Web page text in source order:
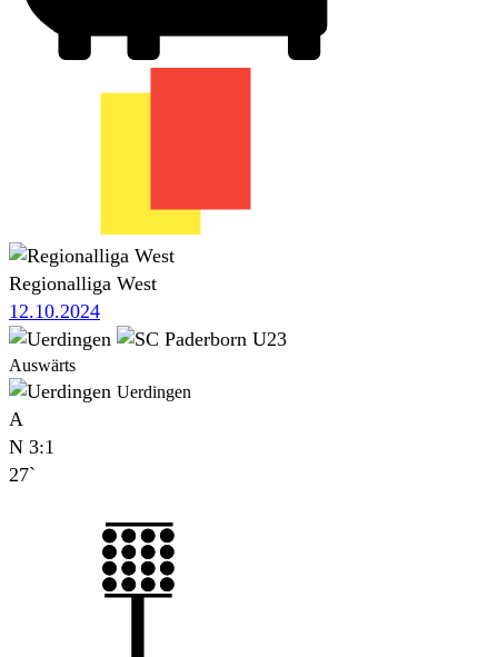
Regionalliga West
12.10.2024
Auswärts
Uerdingen
A
N 3:1
27`